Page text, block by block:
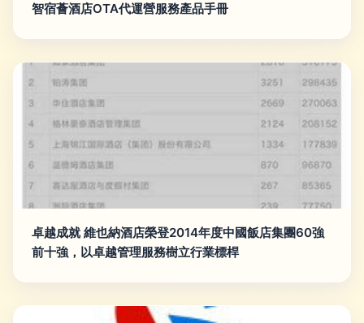
智宿薈酒店OTA代運營服務產品手冊
卓越成就 維也納酒店榮登2014年度中國飯店集團60強
前十強，以卓越管理服務樹立行業標桿